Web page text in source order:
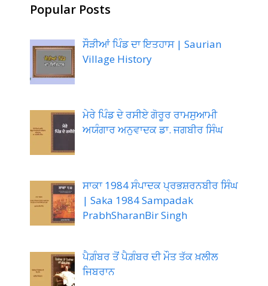
Popular Posts
ਸੌੜੀਆਂ ਪਿੰਡ ਦਾ ਇਤਹਾਸ | Saurian
Village History
ਮੇਰੇ ਪਿੰਡ ਦੇ ਰਸੀਏ ਗੋਰੂਰ ਰਾਮਸੁਆਮੀ
ਅਯੰਗਾਰ ਅਨੁਵਾਦਕ ਡਾ. ਜਗਬੀਰ ਸਿੰਘ
ਸਾਕਾ 1984 ਸੰਪਾਦਕ ਪ੍ਰਭਸ਼ਰਨਬੀਰ ਸਿੰਘ
| Saka 1984 Sampadak
PrabhSharanBir Singh
ਪੈਗ਼ੰਬਰ ਤੋਂ ਪੈਗ਼ੰਬਰ ਦੀ ਮੌਤ ਤੱਕ ਖ਼ਲੀਲ
ਜਿਬਰਾਨ